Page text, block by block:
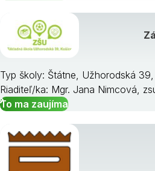
Typ školy: Štátne, Užhorodská 39,
Riaditeľ/ka: Mgr. Jana Nimcová,
To ma zaujíma